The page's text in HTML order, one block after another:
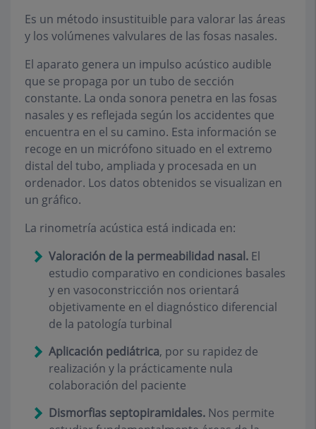
Es un método insustituible para valorar las áreas
y los volúmenes valvulares de las fosas nasales.
El aparato genera un impulso acústico audible
que se propaga por un tubo de sección
constante. La onda sonora penetra en las fosas
nasales y es reflejada según los accidentes que
encuentra en el su camino. Esta información se
recoge en un micrófono situado en el extremo
distal del tubo, ampliada y procesada en un
ordenador. Los datos obtenidos se visualizan en
un gráfico.
La rinometría acústica está indicada en:
Valoración de la permeabilidad nasal. El
estudio comparativo en condiciones basales
y en vasoconstricción nos orientará
objetivamente en el diagnóstico diferencial
de la patología turbinal
Aplicación pediátrica, por su rapidez de
realización y la prácticamente nula
colaboración del paciente
Dismorfias septopiramidales. Nos permite